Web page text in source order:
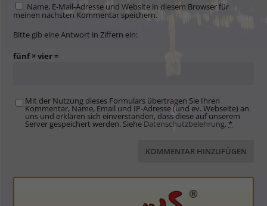
Name, E-Mail-Adresse und Website in diesem Browser für
meinen nächsten Kommentar speichern.
Bitte gib eine Antwort in Ziffern ein:
fünf × vier =
Mit der Nutzung dieses Formulars übertragen Sie Ihren
Kommentar, Name, Email und IP-Adresse (und ev. Webseite) an
uns und erklären sich einverstanden, dass diese auf unserem
Server gespeichert werden. Siehe Datenschutzbelehrung.*